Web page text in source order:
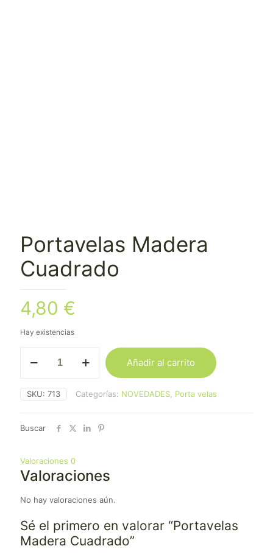
Portavelas Madera
Cuadrado
4,80 €
Hay existencias
Madera
cantidad
Añadir al carrito
SKU: 713 Categorías: NOVEDADES, Porta velas
Buscar
Valoraciones 0
Valoraciones
No hay valoraciones aún.
Sé el primero en valorar “Portavelas
Madera Cuadrado”